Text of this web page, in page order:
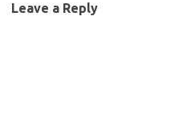
Leave a Reply